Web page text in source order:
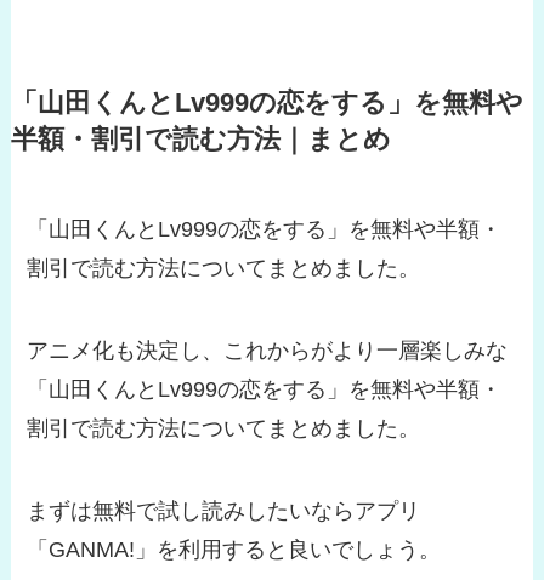
「山田くんとLv999の恋をする」を無料や
半額・割引で読む方法｜まとめ
「山田くんとLv999の恋をする」を無料や半額・
割引で読む方法についてまとめました。
アニメ化も決定し、これからがより一層楽しみな
「山田くんとLv999の恋をする」を無料や半額・
割引で読む方法についてまとめました。
まずは無料で試し読みしたいならアプリ
「GANMA!」を利用すると良いでしょう。